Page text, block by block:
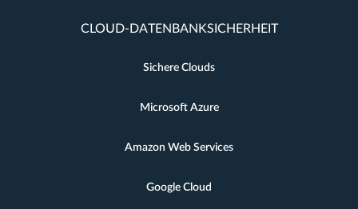
CLOUD-DATENBANKSICHERHEIT
Sichere Clouds
Microsoft Azure
Amazon Web Services
Google Cloud